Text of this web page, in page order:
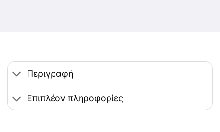
Περιγραφή
Επιπλέον πληροφορίες